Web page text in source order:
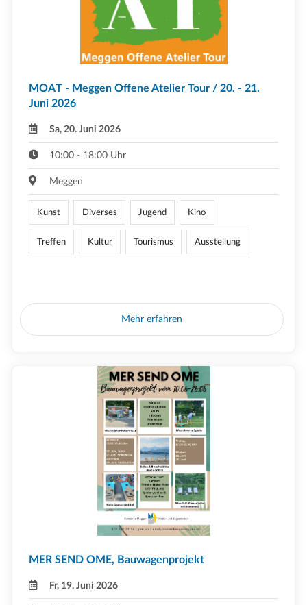
MOAT - Meggen Offene Atelier Tour / 20. - 21.
Juni 2026
Sa, 20. Juni 2026
10:00 - 18:00 Uhr
Meggen
Kunst Diverses Jugend Kino
Treffen Kultur Tourismus Ausstellung
Mehr erfahren
MER SEND OME, Bauwagenprojekt
Fr, 19. Juni 2026